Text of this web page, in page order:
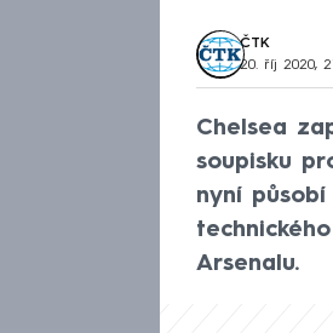
ČTK
20. říj 2020,
Chelsea
soupisku
nyní
Arsenalu.